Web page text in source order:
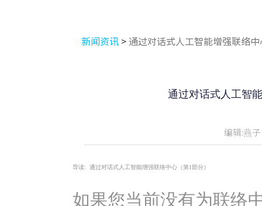
新闻资讯 > 通过对话式人工智能增强联络
通过对话式人工智
编辑:燕子
导读: 通过对话式人工智能增强联络中心（第1部分）
如果您当前没有为联络